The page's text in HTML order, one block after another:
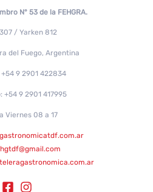
N° 53 de la FEHGRA.
/ Yarken 812
del Fuego, Argentina
9 2901 422834
+54 9 2901 417995
Viernes 08 a 17